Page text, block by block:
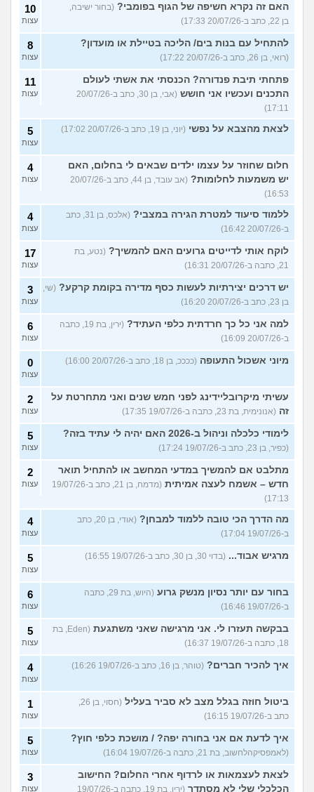
האם זה נקרא חשיפה של הגוף בפומבי? (בחור ישיבה,
בן 22, כתב ב-20/07/26 17:33)
10
עצות
להתחיל עם בנות בים/ הליכה בטיילת או מועדון?
(רואי, בן 26, כתב ב-20/07/26 17:22)
8
עצות
פתחתי תיבת פנדורה? הכנסתי את אשתי לעולם
התכנים ועכשיו אני חושש
(אבי, בן 30, כתב ב-20/07/26
17:11)
11
עצות
לצאת מהצבא על נפשי (יוני, בן 19, כתב ב-20/07/26 17:02) 5
עצות
חלום שחוזר על עצמו ילדים שבאים לי בחלום, האם
יש משמעות לחלומות?
(אב עובד, בן 44, כתב ב-20/07/26
16:53)
4
עצות
ללמוד סיעוד למטרת הגירה במצבי?
(אלכס, בן 31, כתב
ב-20/07/26 16:42)
4
עצות
לוקח אותי לדייטים גרועים האם להמשיך? (נטע, בת
21, כתבה ב-20/07/26 16:31)
17
עצות
יש דרכים יצירתיות לעשות כסף מדירה בקומת קרקע? (שי,
בן 23, כתב ב-20/07/26 16:20)
3
עצות
למה אני כל כך חרדתית כלפי העתיד?
(ירין, בת 19, כתבה
ב-20/07/26 16:09)
6
עצות
מיוני אשכול התעופה (ככככ, בן 18, כתב ב-20/07/26 16:00) 0
עצות
עשיתי מיקרובליידינג לפני חמש שנים ואני מתחרטת על
זה (אנונימית, בת 23, כתבה ב-19/07/26 17:35)
2
עצות
לימודי כלכלה וניהול ב-2026 האם יהיה לי עתיד בזה?
(כפיר, בן 23, כתב ב-19/07/26 17:24)
5
עצות
מתלבט אם להמשיך במדעי המחשב או להתחיל תואר
חדש – אשמח לעצה אמיתית
(מדמח, בן 21, כתב ב-19/07/26
17:13)
2
עצות
מה הדרך הכי טובה ללמוד למבחן?
(אודי, בן 20, כתב
ב-19/07/26 17:04)
4
עצות
מרגיש אבוד... (בדוי 30, בן 30, כתב ב-19/07/26 16:55) 5
עצות
בחור עם יותר נסיון מנשק גרוע
(היוש, בת 29, כתבה
ב-19/07/26 16:46)
6
עצות
בבקשה תעזרו לי. אני מרגישה שאני משתגעת
(Eden, בת
18, כתבה ב-19/07/26 16:37)
5
עצות
איך להכיר חברים? (טוהר, בן 16, כתב ב-19/07/26 16:26) 4
עצות
ביטול חוזה בגלל מצב לא סביר בעליל
כתב ב-19/07/26 16:15)
1
עצות
איך לדעת אם אני בחורה יפה? / מושכת כלפי חוץ?
(לאמפסיקהלחשוב, בת 21, כתבה ב-19/07/26 16:04)
5
עצות
לצאת לעצמאות או לרדוף אחרי החלום? החישוב
הכלכלי שלי לא מסתדר
(ירין, בת 19, כתבה ב-19/07/26
3
עצות